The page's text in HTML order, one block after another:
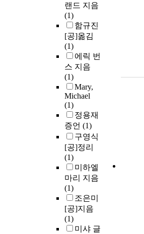
랜드 지음
(1)
함규진
[공]옮김
(1)
에릭 번
스 지음
(1)
Mary,
Michael
(1)
정용재
증언 (1)
구영식
[공]정리
(1)
미하엘
마리 지음
(1)
조은미
[공]지음
(1)
미샤 글